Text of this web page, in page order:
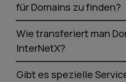
für Domains zu finden?
Wie transferiert man
InterNetX?
Gibt es spezielle